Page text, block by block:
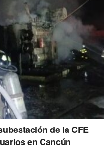
de la CFE
en Cancún